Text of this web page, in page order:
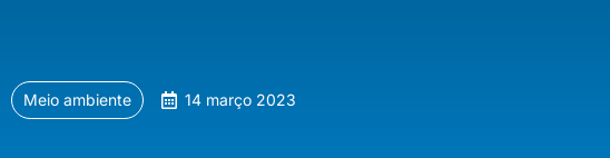
Meio ambiente 14 março 2023